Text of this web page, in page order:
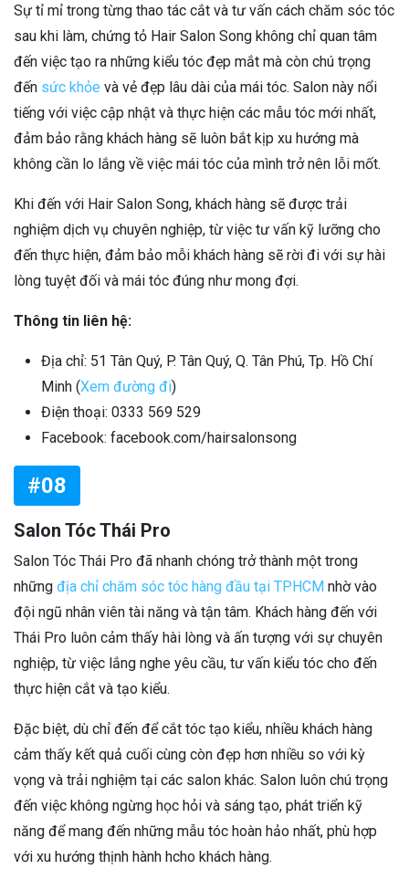
Sự tỉ mỉ trong từng thao tác cắt và tư vấn cách chăm sóc tóc
sau khi làm, chứng tỏ Hair Salon Song không chỉ quan tâm
đến việc tạo ra những kiểu tóc đẹp mắt mà còn chú trọng
đến sức khỏe và vẻ đẹp lâu dài của mái tóc. Salon này nổi
tiếng với việc cập nhật và thực hiện các mẫu tóc mới nhất,
đảm bảo rằng khách hàng sẽ luôn bắt kịp xu hướng mà
không cần lo lắng về việc mái tóc của mình trở nên lỗi mốt.
Khi đến với Hair Salon Song, khách hàng sẽ được trải
nghiệm dịch vụ chuyên nghiệp, từ việc tư vấn kỹ lưỡng cho
đến thực hiện, đảm bảo mỗi khách hàng sẽ rời đi với sự hài
lòng tuyệt đối và mái tóc đúng như mong đợi.
Thông tin liên hệ:
Địa chỉ: 51 Tân Quý, P. Tân Quý, Q. Tân Phú, Tp. Hồ Chí
Minh (Xem đường đi)
Điện thoại: 0333 569 529
Facebook: facebook.com/hairsalonsong
#08
Salon Tóc Thái Pro
Salon Tóc Thái Pro đã nhanh chóng trở thành một trong
những địa chỉ chăm sóc tóc hàng đầu tại TPHCM nhờ vào
đội ngũ nhân viên tài năng và tận tâm. Khách hàng đến với
Thái Pro luôn cảm thấy hài lòng và ấn tượng với sự chuyên
nghiệp, từ việc lắng nghe yêu cầu, tư vấn kiểu tóc cho đến
thực hiện cắt và tạo kiểu.
Đặc biệt, dù chỉ đến để cắt tóc tạo kiểu, nhiều khách hàng
cảm thấy kết quả cuối cùng còn đẹp hơn nhiều so với kỳ
vọng và trải nghiệm tại các salon khác. Salon luôn chú trọng
đến việc không ngừng học hỏi và sáng tạo, phát triển kỹ
năng để mang đến những mẫu tóc hoàn hảo nhất, phù hợp
với xu hướng thịnh hành hcho khách hàng.